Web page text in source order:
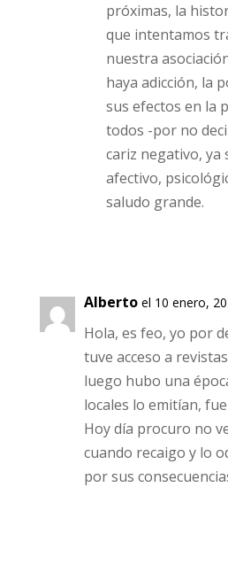
adicción es que
variables y no es
origen, las causas
historia personal,
intentamos
nuestra
no haya adicción,
tiene sus efectos
tienen un cariz
Alberto el 10 enero,
Hola, es feo, yo por
tuve acceso a
luego hubo una
mí. Hoy día procuro